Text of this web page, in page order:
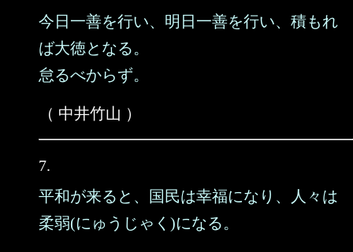
今日一善を行い、明日一善を行い、積もれ
ば大徳となる。
怠るべからず。
（ 中井竹山 ）
7.
平和が来ると、国民は幸福になり、人々は
柔弱(にゅうじゃく)になる。